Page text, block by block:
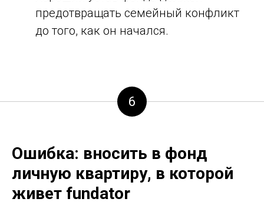
предотвращать семейный конфликт
до того, как он начался.
6
Ошибка: вносить в фонд
личную квартиру, в которой
живет fundator